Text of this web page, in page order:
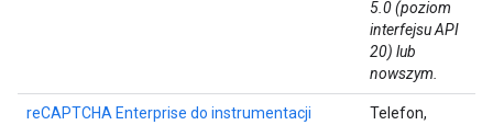
5.0 (poziom
interfejsu API
20) lub
nowszym.
reCAPTCHA Enterprise do instrumentacji
Telefon,